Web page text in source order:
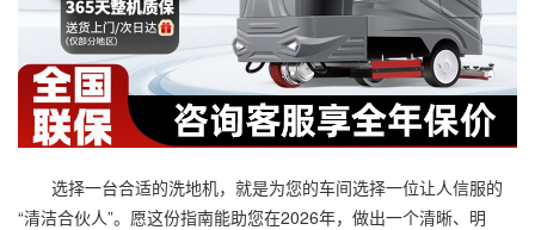
选择一台合适的洗地机，就是为您的车间选择一位让人信服的
“清洁合伙人”。愿这份指南能助您在2026年，做出一个清晰、明